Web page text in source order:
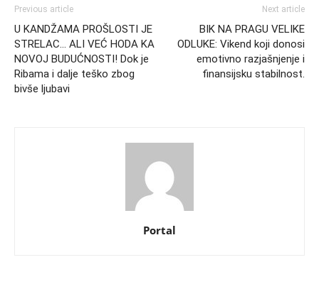
Previous article
U KANDŽAMA PROŠLOSTI JE
STRELAC… ALI VEĆ HODA KA
NOVOJ BUDUĆNOSTI! Dok je
Ribama i dalje teško zbog
bivše ljubavi
Next article
BIK NA PRAGU VELIKE
ODLUKE: Vikend koji donosi
emotivno razjašnjenje i
finansijsku stabilnost.
Portal